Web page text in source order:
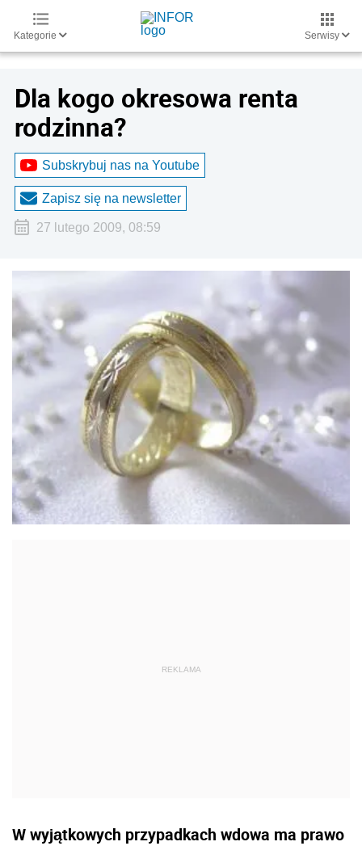
Kategorie Serwisy
Dla kogo okresowa renta
rodzinna?
Subskrybuj nas na Youtube
Zapisz się na newsletter
27 lutego 2009, 08:59
W wyjątkowych przypadkach wdowa ma prawo